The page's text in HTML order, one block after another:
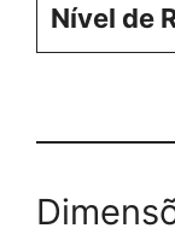
Nível de